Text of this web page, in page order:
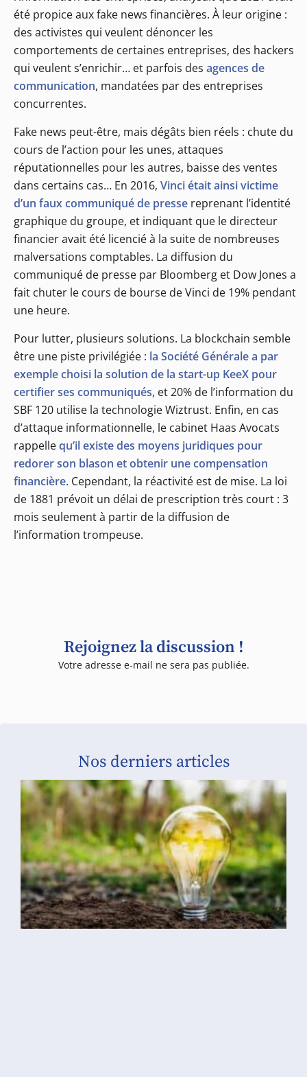
été propice aux fake news financières. À leur origine :
des activistes qui veulent dénoncer les
comportements de certaines entreprises, des hackers
qui veulent s’enrichir… et parfois des agences de
communication, mandatées par des entreprises
concurrentes.
Fake news peut-être, mais dégâts bien réels : chute du
cours de l’action pour les unes, attaques
réputationnelles pour les autres, baisse des ventes
dans certains cas… En 2016, Vinci était ainsi victime
d’un faux communiqué de presse reprenant l’identité
graphique du groupe, et indiquant que le directeur
financier avait été licencié à la suite de nombreuses
malversations comptables. La diffusion du
communiqué de presse par Bloomberg et Dow Jones a
fait chuter le cours de bourse de Vinci de 19% pendant
une heure.
Pour lutter, plusieurs solutions. La blockchain semble
être une piste privilégiée : la Société Générale a par
exemple choisi la solution de la start-up KeeX pour
certifier ses communiqués, et 20% de l’information du
SBF 120 utilise la technologie Wiztrust. Enfin, en cas
d’attaque informationnelle, le cabinet Haas Avocats
rappellequ’il existe des moyens juridiques pour
redorer son blason et obtenir une compensation
financière. Cependant, la réactivité est de mise. La loi
de 1881 prévoit un délai de prescription très court : 3
mois seulement à partir de la diffusion de
l’information trompeuse.
Rejoignez la discussion !
Votre adresse e-mail ne sera pas publiée.
Nos derniers articles